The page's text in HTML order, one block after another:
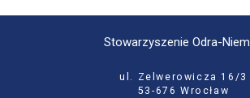
Stowarzyszenie Odra-
ul. Zelwerowicza 16/3
53-676 Wrocław